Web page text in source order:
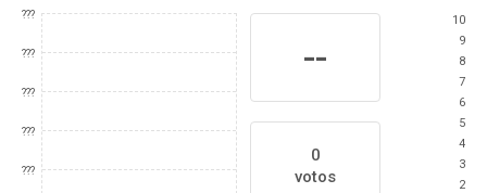
???
???
???
???
???
--
0
votos
10
9
8
7
6
5
4
3
2